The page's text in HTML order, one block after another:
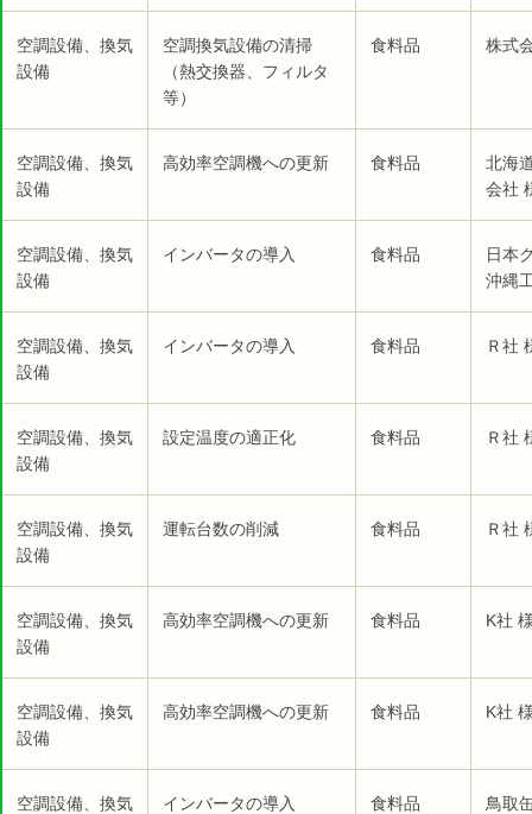
空調設備、換気
設備
空調換気設備の清掃
（熱交換器、フィルタ
等）
食料品 株式
空調設備、換気
設備
高効率空調機への更新 食料品
北海
会社
空調設備、換気
設備
インバータの導入 食料品
日本
沖縄
空調設備、換気
設備
インバータの導入 食料品 Ｒ社
空調設備、換気
設備
設定温度の適正化 食料品 Ｒ社
空調設備、換気
設備
運転台数の削減 食料品 Ｒ社
空調設備、換気
設備
高効率空調機への更新 食料品 K社
空調設備、換気
設備
高効率空調機への更新 食料品 K社
空調設備、換気
インバータの導入 食料品
鳥取